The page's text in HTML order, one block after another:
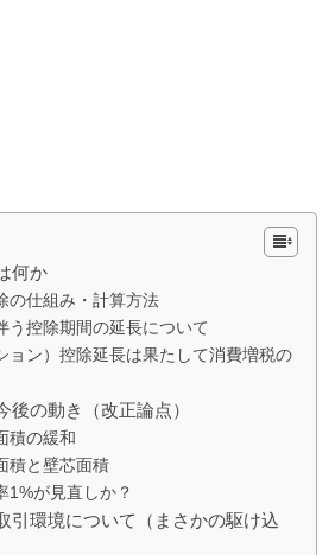
何か
の仕組み・計算方法
う控除期間の延長について
ョン）控除延長は果たして消費増税の
後の動き（改正論点）
積の緩和
積と壁芯面積
が見直しか？
引環境について（まさかの駆け込